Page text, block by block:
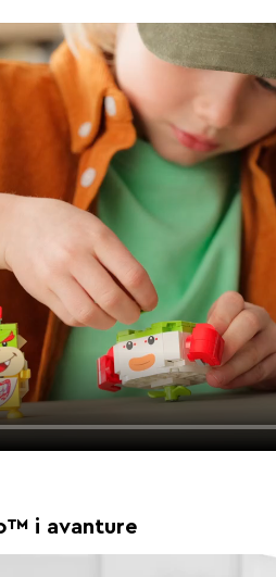
i avanture